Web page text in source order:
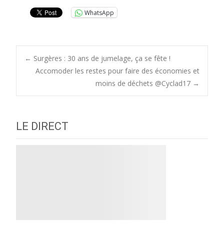
WhatsApp
Post
navigation
← Surgères : 30 ans de jumelage, ça se fête !
Accomoder les restes pour faire des économies et
moins de déchets @Cyclad17 →
LE DIRECT